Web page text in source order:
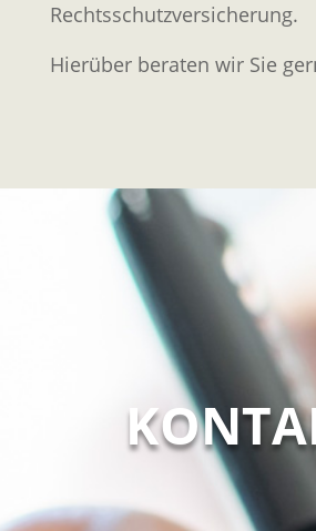
Rechtsschutzversicherung.
Hierüber beraten wir Sie